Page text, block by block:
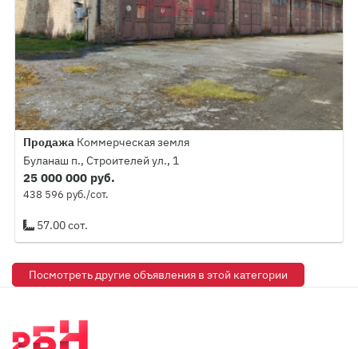
Продажа Коммерческая земля
Буланаш п., Строителей ул., 1
25 000 000 руб.
438 596 руб./сот.
57.00 сот.
Посмотреть другие объявления в этой категории